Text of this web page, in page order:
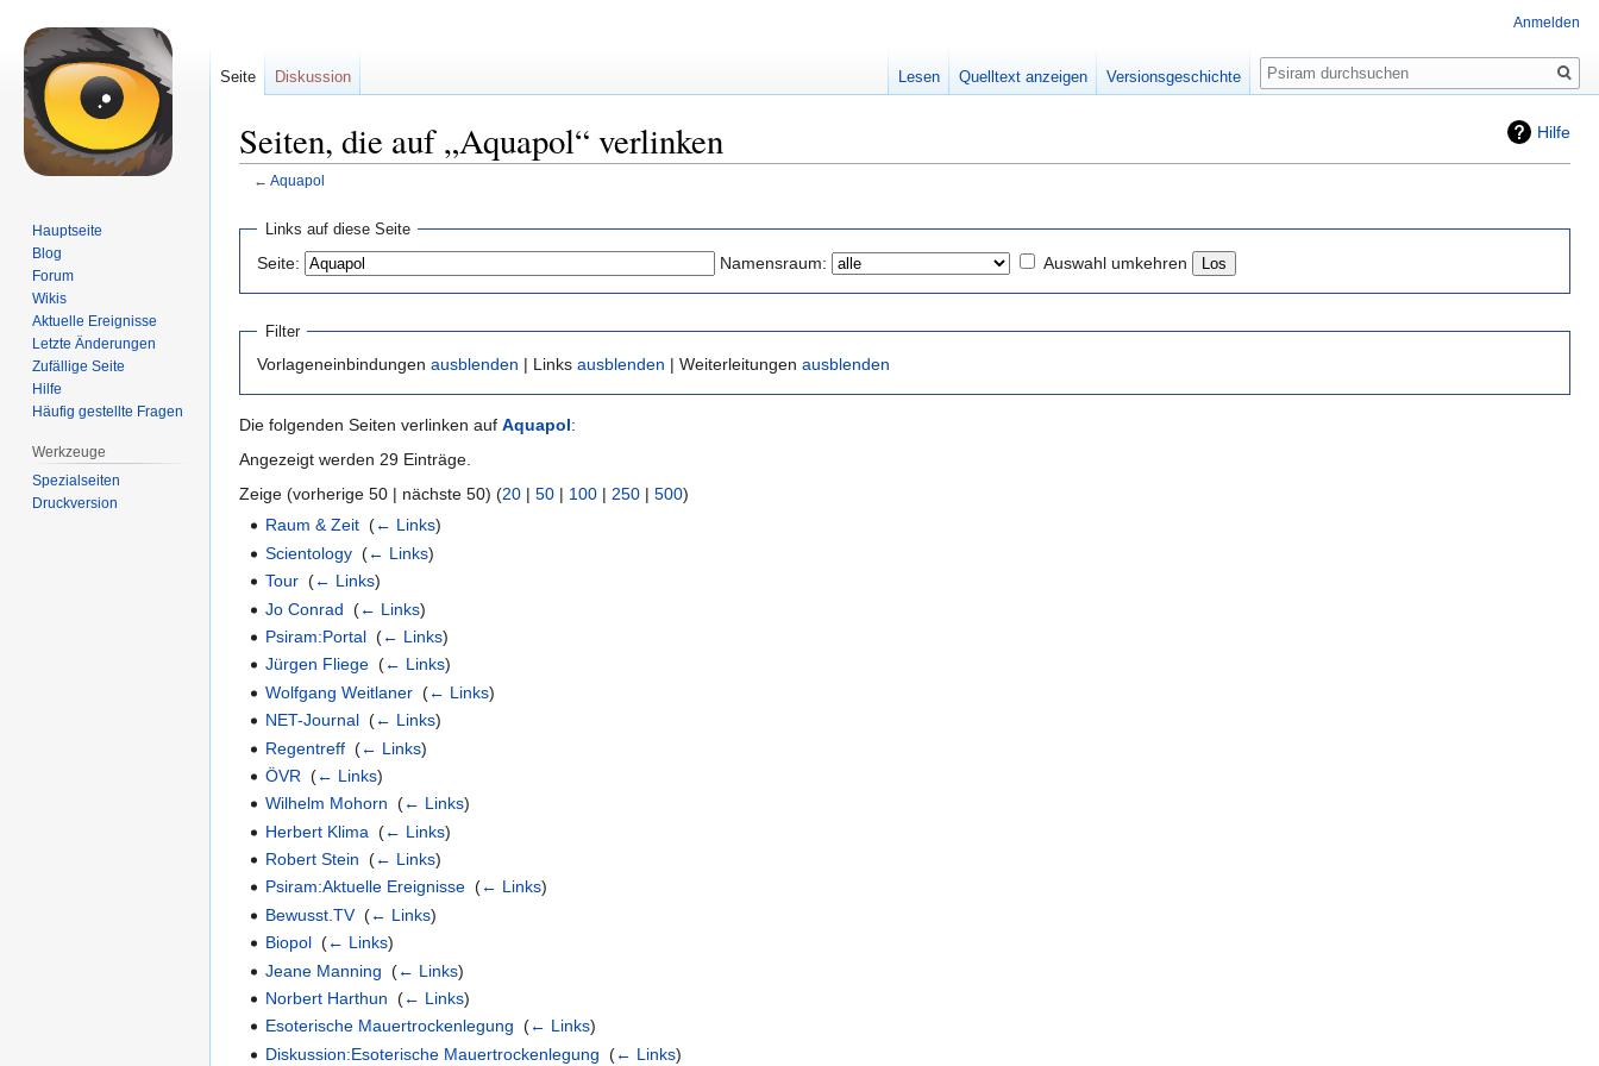
Hilfe
Seiten, die auf „Aquapol“ verlinken
← Aquapol
Navigation
springen
springen
Links auf diese Seite
Seite: Namensraum: Auswahl umkehren
Filter
Vorlageneinbindungen ausblenden | Links ausblenden | Weiterleitungen ausblenden
Die folgenden Seiten verlinken auf Aquapol:
Angezeigt werden 29 Einträge.
Zeige (vorherige 50 | nächste 50) (20 | 50 | 100 | 250 | 500)
Raum & Zeit ‎(← Links)
Scientology ‎(← Links)
Tour ‎(← Links)
Jo Conrad ‎(← Links)
Psiram:Portal ‎(← Links)
Jürgen Fliege ‎(← Links)
Wolfgang Weitlaner ‎(← Links)
NET-Journal ‎(← Links)
Regentreff ‎(← Links)
ÖVR ‎(← Links)
Wilhelm Mohorn ‎(← Links)
Herbert Klima ‎(← Links)
Robert Stein ‎(← Links)
Psiram:Aktuelle Ereignisse ‎(← Links)
Bewusst.TV‎(← Links)
Biopol ‎(← Links)
Jeane Manning ‎(← Links)
Norbert Harthun ‎(← Links)
Esoterische Mauertrockenlegung ‎(← Links)
Diskussion:Esoterische Mauertrockenlegung ‎(← Links)
Anmelden
Seite Diskussion Lesen Quelltext anzeigen Versionsgeschichte
Suche
Hauptseite
Blog
Forum
Wikis
Aktuelle Ereignisse
Letzte Änderungen
Zufällige Seite
Hilfe
Häufig gestellte Fragen
Werkzeuge
Spezialseiten
Druckversion